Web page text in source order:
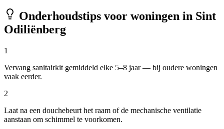
Onderhoudstips voor woningen in Sint
Odiliënberg
1
Vervang sanitairkit gemiddeld elke 5–8 jaar — bij oudere woningen
vaak eerder.
2
Laat na een douchebeurt het raam of de mechanische ventilatie
aanstaan om schimmel te voorkomen.